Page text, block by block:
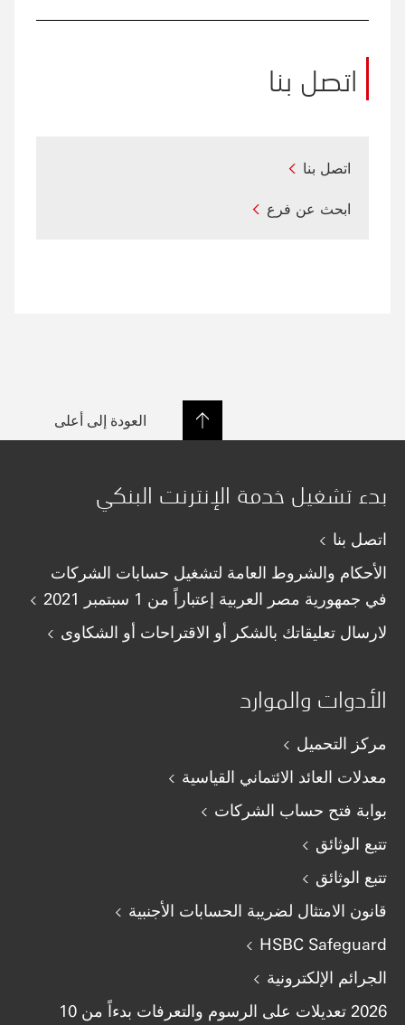
اتصل بنا
اتصل بنا
ابحث عن فرع
العودة إلى أعلى
بدء تشغيل خدمة الإنترنت البنكي
اتصل بنا
الأحكام والشروط العامة لتشغيل حسابات الشركات
في جمهورية مصر العربية إعتباراً من 1 سبتمبر 2021
لارسال تعليقاتك بالشكر أو الاقتراحات أو الشكاوى
الأدوات والموارد
مركز التحميل
معدلات العائد الائتماني القياسية
بوابة فتح حساب الشركات
تتبع الوثائق
تتبع الوثائق
قانون الامتثال لضريبة الحسابات الأجنبية
HSBC Safeguard
الجرائم الإلكترونية
2026 تعديلات على الرسوم والتعرفات بدءاً من 10